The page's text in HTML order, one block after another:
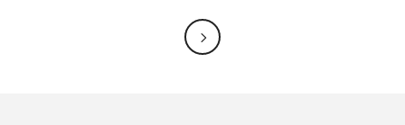
まだオープンしたばかりでクレジットカードが使えないと
でも充分だなと思いました^_^
でもサウナ入り過ぎたのか今日はもうお腹いっぱいです。
外は寒いし、水風呂(プール)はグルシンだというのに水風
呂に入って上がったら暖かいと感じました^_^